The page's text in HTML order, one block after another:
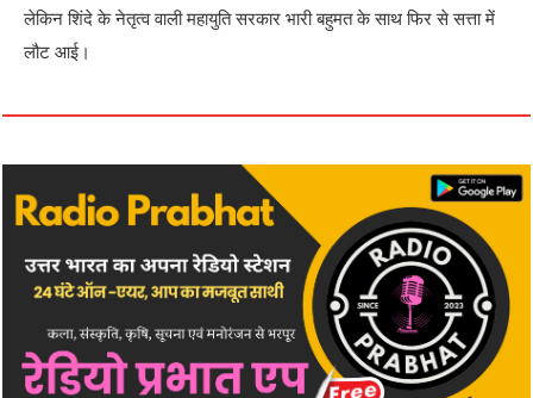
लेकिन शिंदे के नेतृत्व वाली महायुति सरकार भारी बहुमत के साथ फिर से सत्ता में
लौट आई।